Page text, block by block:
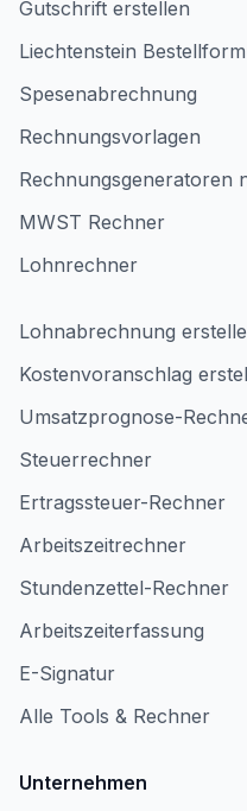
Gutschrift erstellen
Liechtenstein
Spesenabrechnung
Rechnungsvorlagen
Rechnungsgeneratoren
MWST Rechner
Lohnrechner
Lohnabrechnung
Kostenvoranschlag
Umsatzprognose-
Steuerrechner
Ertragssteuer-Rechner
Arbeitszeitrechner
Stundenzettel-Rechner
Arbeitszeiterfassung
E-Signatur
Alle Tools & Rechner
Unternehmen